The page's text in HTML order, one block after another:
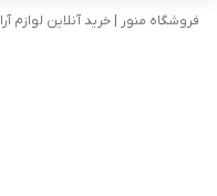
فروشگاه منور | خرید آنلاین لوازم